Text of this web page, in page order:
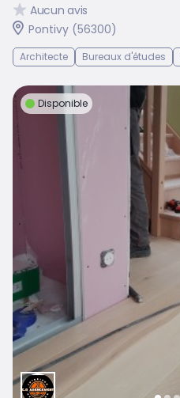
Aucun avis
Pontivy (56300)
Architecte Bureaux d'études
Disponible